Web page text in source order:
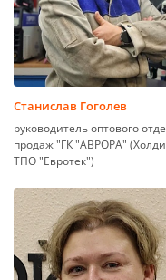
Станислав Гоголев
руководитель оптового
продаж "ГК "АВРОРА"
ТПО "Евротек")